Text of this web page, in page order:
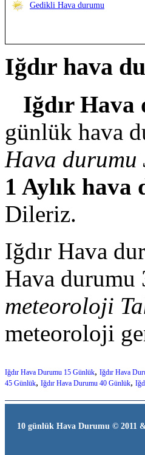
Gedikli Hava durumu
Iğdır hava
Iğdır
günlük hava
Hava durumu
1 Aylık hava
Dileriz.
Iğdır Hava
Hava
meteoroloji
meteoroloji
Iğdır Hava Durumu 15 Günlük, Iğdır Hava
45 Günlük, Iğdır Hava Durumu 40 Günlük,
10 günlük Hava Durumu © 2011